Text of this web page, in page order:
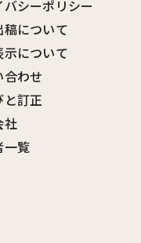
バシーポリシー
稿について
示について
合わせ
と訂正
社
一覧